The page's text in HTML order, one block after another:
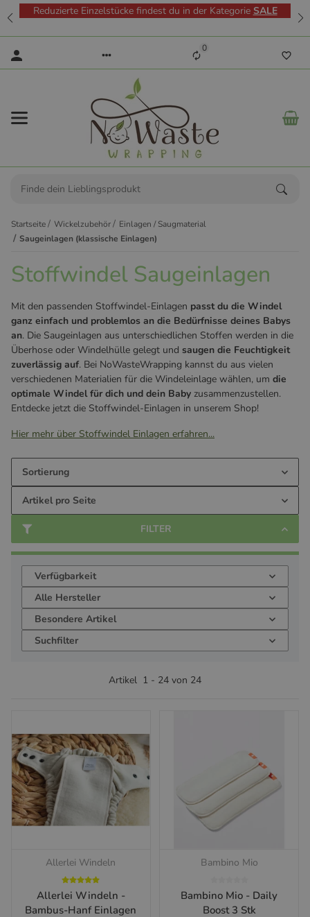
Reduzierte Einzelstücke findest du in der Kategorie SALE
0
Startseite Wickelzubehör
Einlagen / Saugmaterial
Saugeinlagen (klassische Einlagen)
Stoffwindel Saugeinlagen
Mit den passenden Stoffwindel-Einlagen passt du die Windel
ganz einfach und problemlos an die Bedürfnisse deines Babys
an. Die Saugeinlagen aus unterschiedlichen Stoffen werden in die
Überhose oder Windelhülle gelegt und saugen die Feuchtigkeit
zuverlässig auf. Bei NoWasteWrapping kannst du aus vielen
verschiedenen Materialien für die Windeleinlage wählen, um die
optimale Windel für dich und dein Baby zusammenzustellen.
Entdecke jetzt die Stoffwindel-Einlagen in unserem Shop!
Hier mehr über Stoffwindel Einlagen erfahren...
FILTER
Sortierung
Artikel pro Seite
Verfügbarkeit
Alle Hersteller
Besondere Artikel
Suchfilter
Artikel 1 - 24 von 24
Allerlei Windeln
Allerlei Windeln -
Bambus-Hanf Einlagen
Bambino Mio
Bambino Mio - Daily
Boost 3 Stk